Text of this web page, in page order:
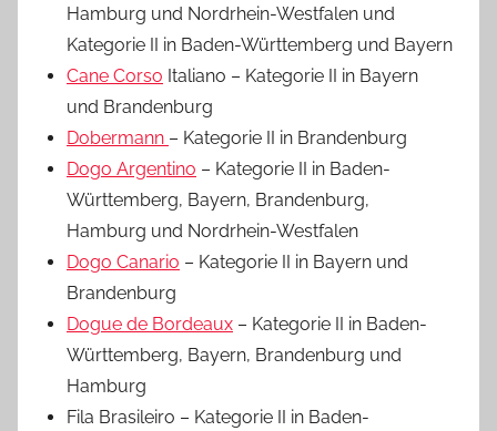
Hamburg und Nordrhein-Westfalen und
Kategorie II in Baden-Württemberg und Bayern
Cane Corso Italiano – Kategorie II in Bayern
und Brandenburg
Dobermann – Kategorie II in Brandenburg
Dogo Argentino – Kategorie II in Baden-
Württemberg, Bayern, Brandenburg,
Hamburg und Nordrhein-Westfalen
Dogo Canario – Kategorie II in Bayern und
Brandenburg
Dogue de Bordeaux – Kategorie II in Baden-
Württemberg, Bayern, Brandenburg und
Hamburg
Fila Brasileiro – Kategorie II in Baden-